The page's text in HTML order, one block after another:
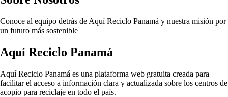
Conoce al equipo detrás de Aquí Reciclo Panamá y nuestra misión por
un futuro más sostenible
Aquí Reciclo Panamá
Aquí Reciclo Panamá es una plataforma web gratuita creada para
facilitar el acceso a información clara y actualizada sobre los centros de
acopio para reciclaje en todo el país.